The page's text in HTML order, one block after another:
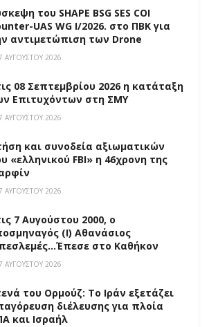
του SHAPE BSG SES COI
UAS WG I/2026. στο ΠΒΚ για
αντιμετώπιση των Drone
ΑΥΓΟΎΣΤΟΥ 2026
08 Σεπτεμβρίου 2026 η κατάταξη
Επιτυχόντων στη ΣΜΥ
ΑΥΓΟΎΣΤΟΥ 2026
και συνοδεία αξιωματικών
«ελληνικού FBI» η 46χρονη της
ΑΥΓΟΎΣΤΟΥ 2026
7 Αυγούστου 2000, ο
(Ι) Αθανάσιος
στο Καθήκον
ΑΥΓΟΎΣΤΟΥ 2026
του Ορμούζ: Το Ιράν εξετάζει
διέλευσης για πλοία
και Ισραήλ